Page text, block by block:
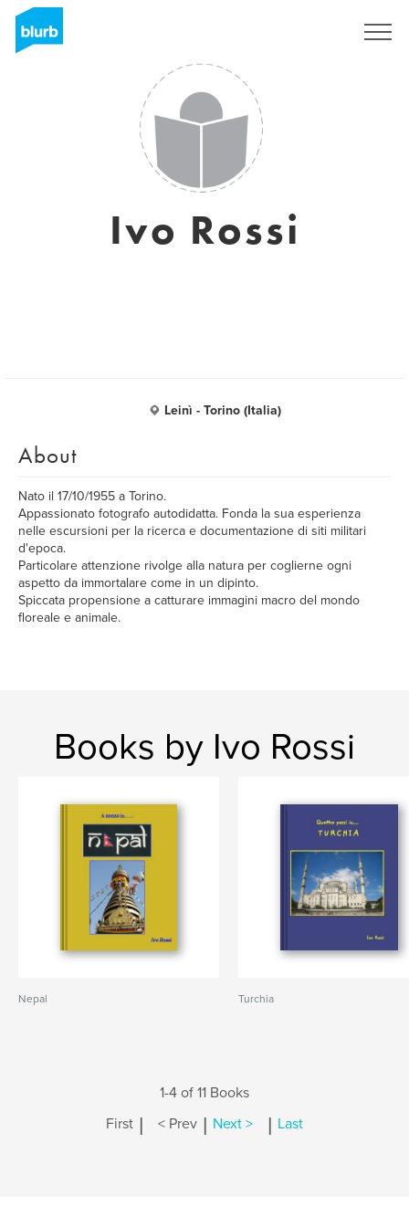
Ivo Rossi
Leinì - Torino (Italia)
About
Nato il 17/10/1955 a Torino.
Appassionato fotografo autodidatta. Fonda la sua esperienza
nelle escursioni per la ricerca e documentazione di siti militari
d'epoca.
Particolare attenzione rivolge alla natura per coglierne ogni
aspetto da immortalare come in un dipinto.
Spiccata propensione a catturare immagini macro del mondo
floreale e animale.
Books by Ivo Rossi
Nepal Turchia
1-4 of 11 Books
First | < Prev | Next > | Last